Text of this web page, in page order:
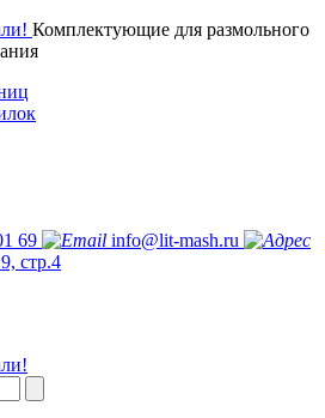
Комплектующие для размольного
69
info@lit-mash.ru
стр.4